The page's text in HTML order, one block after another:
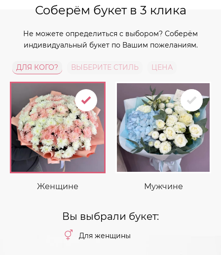
Соберём букет в 3 клика
Не можете определиться с выбором? Соберём
индивидуальный букет по Вашим пожеланиям.
ДЛЯ КОГО? ВЫБЕРИТЕ СТИЛЬ ЦЕНА
Женщине Мужчине
Вы выбрали букет:
Для женщины